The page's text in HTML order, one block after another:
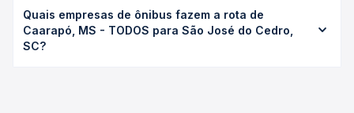
duração exata de cada opção na data desejada.
TODOS para São José do Cedro, SC custa em média R$
254,60 e varia conforme a data da viagem, a empresa, o
tipo de poltrona e a antecedência da compra. Na Quero
Quais empresas de ônibus fazem a rota de
Caarapó, MS - TODOS para São José do Cedro,
SC?